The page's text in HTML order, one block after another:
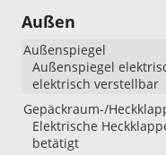
Außen
Außenspiegel
Außenspiegel
elektrisch verstellbar
Gepäckraum-/
Elektrische
betätigt